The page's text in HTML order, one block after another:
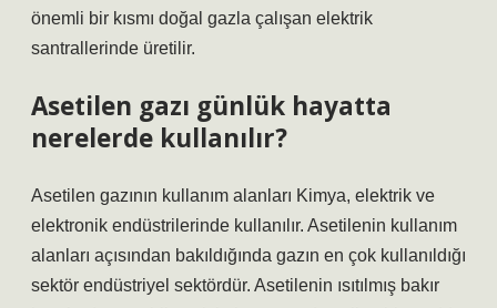
önemli bir kısmı doğal gazla çalışan elektrik
santrallerinde üretilir.
Asetilen gazı günlük hayatta
nerelerde kullanılır?
Asetilen gazının kullanım alanları Kimya, elektrik ve
elektronik endüstrilerinde kullanılır. Asetilenin kullanım
alanları açısından bakıldığında gazın en çok kullanıldığı
sektör endüstriyel sektördür. Asetilenin ısıtılmış bakır